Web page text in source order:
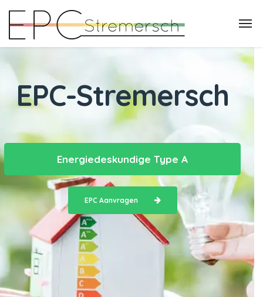
EPC-Stremersch
Energiedeskundige Type A
EPC Aanvragen